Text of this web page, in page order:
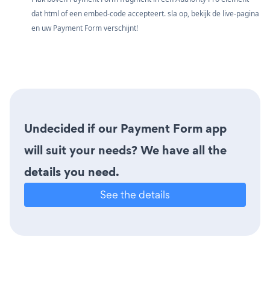
dat html of een embed-code accepteert. sla op, bekijk de live-pagina
en uw Payment Form verschijnt!
Undecided if our Payment Form app
will suit your needs? We have all the
details you need.
See the details